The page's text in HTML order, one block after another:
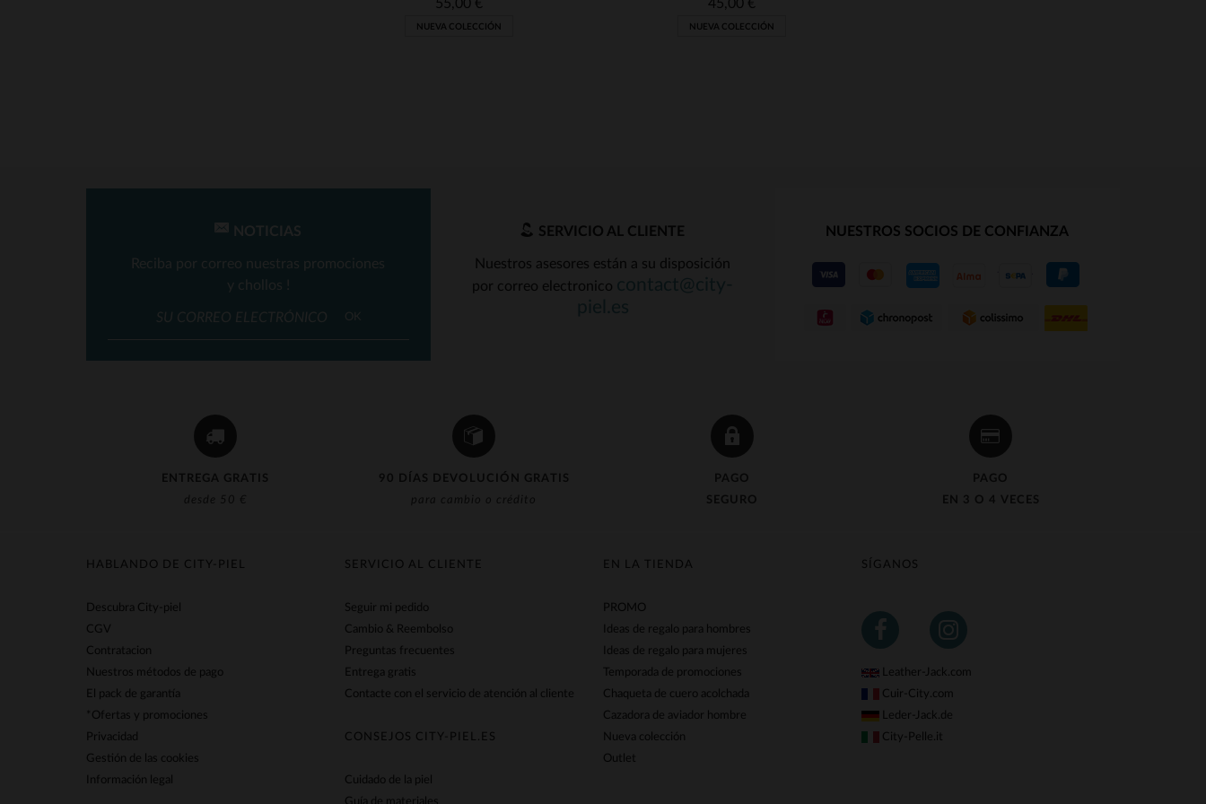
TALLAS DISPONIBLES
55,00 €
NUEVA COLECCIÓN
45,00 €
NUEVA COLECCIÓN
ENTREGA GRATIS
desde 50 €
90 DÍAS DEVOLUCIÓN GRATIS
para cambio o crédito
PAGO
SEGURO
PAGO
EN 3 O 4 VECES
NOTICIAS
Reciba por correo nuestras promociones
y chollos !
OK
SERVICIO AL CLIENTE
Nuestros asesores están a su disposición
por correo electronico
NUESTROS SOCIOS DE CONFIANZA
SÍGANOS
Leather-Jack.com
Cuir-City.com
Leder-Jack.de
City-Pelle.it
SERVICIO AL CLIENTE
Seguir mi pedido
Cambio & Reembolso
Preguntas frecuentes
Entrega gratis
Contacte con el servicio de atención al cliente
CONSEJOS CITY-PIEL.ES
Cuidado de la piel
EN LA TIENDA
PROMO
Ideas de regalo para hombres
Ideas de regalo para mujeres
Temporada de promociones
Chaqueta de cuero acolchada
Cazadora de aviador hombre
Nueva colección
Outlet
HABLANDO DE CITY-PIEL
Descubra City-piel
CGV
Contratacion
Nuestros métodos de pago
El pack de garantía
*Ofertas y promociones
Privacidad
Gestión de las cookies
Información legal